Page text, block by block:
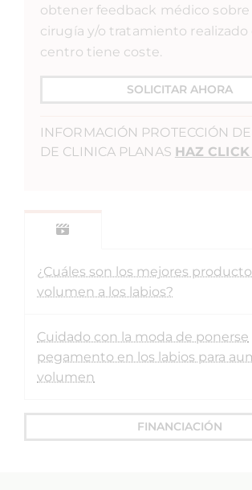
obtener feedback médico sobre
cirugía y/o tratamiento realizado
centro tiene coste.
SOLICITAR AHORA
INFORMACIÓN PROTECCIÓN
DE CLINICA PLANAS HAZ
¿Cuáles son los mejores
volumen a los labios?
Cuidado con la moda de ponerse
pegamento en los labios para
volumen
FINANCIACIÓN